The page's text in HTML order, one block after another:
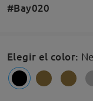
#Bay020
Elegir el color: